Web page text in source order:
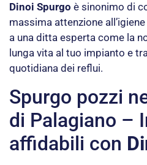
Dinoi Spurgo è sinonimo di
massima attenzione
a una ditta esperta come la
lunga vita al tuo impianto e
quotidiana dei reflui.
Spurgo pozzi
di Palagiano –
affidabili con